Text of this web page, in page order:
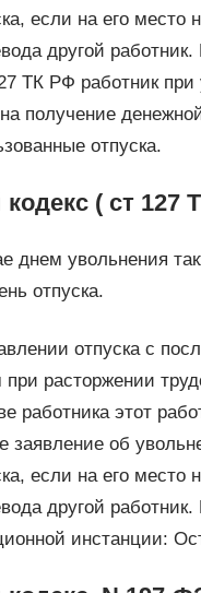
если на его место
другой работник.
ТК РФ работник при
получение
отпуска.
( ст 127
днем увольнения
отпуска.
отпуска с
расторжении
работника этот
заявление об
если на его место
другой
инстанции: